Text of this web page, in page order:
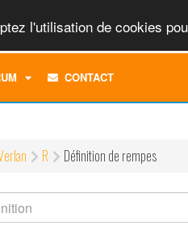
l'utilisation de cookies
TOGGLECONTACT
R Définition de rempes